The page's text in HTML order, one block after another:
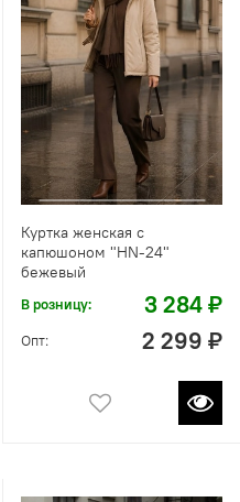
Куртка женская с
капюшоном "HN-24"
бежевый
В розницу: 3 284 ₽
Опт: 2 299 ₽